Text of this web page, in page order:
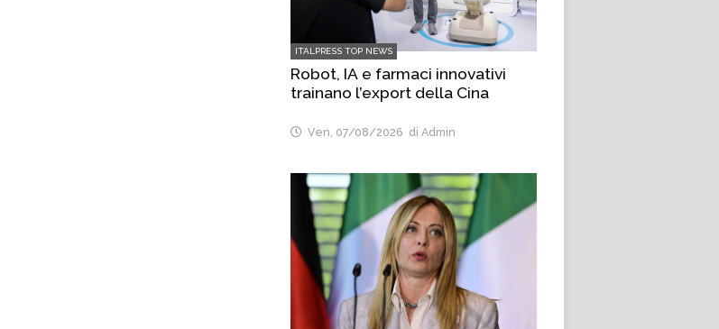
ITALPRESS TOP NEWS
Robot, IA e farmaci innovativi
trainano l’export della Cina
Ven, 07/08/2026 di Admin